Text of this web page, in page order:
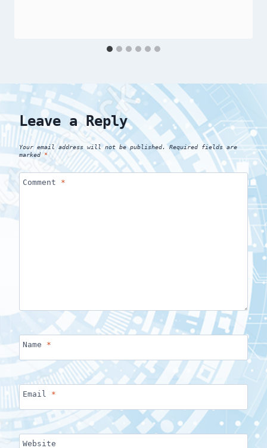
Leave a Reply
Your email address will not be published.
Required fields are
marked*
Comment *
Name *
Email *
Website